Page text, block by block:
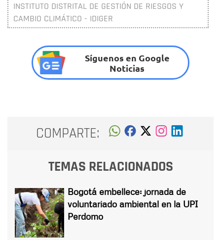
INSTITUTO DISTRITAL DE GESTIÓN DE RIESGOS Y
CAMBIO CLIMÁTICO - IDIGER
Síguenos en Google
Noticias
COMPARTE:
TEMAS RELACIONADOS
Bogotá embellece: jornada de
voluntariado ambiental en la UPI
Perdomo